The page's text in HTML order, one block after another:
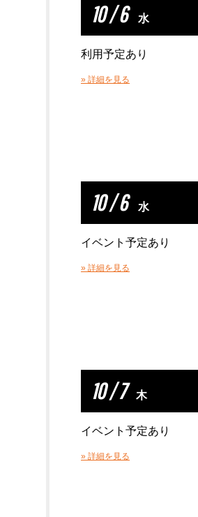
10 / 6 水
利用予定あり
» 詳細を見る
10 / 6 水
イベント予定あり
» 詳細を見る
10 / 7 木
イベント予定あり
» 詳細を見る